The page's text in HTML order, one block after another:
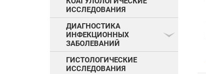
ИССЛЕДОВАНИЯ
ДИАГНОСТИКА
ИНФЕКЦИОННЫХ
ЗАБОЛЕВАНИЙ
ГИСТОЛОГИЧЕСКИЕ
ИССЛЕДОВАНИЯ